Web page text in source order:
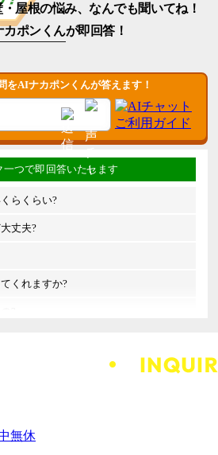
屋根の悩み、なんでも聞いてね！
カポンくんが即回答！
をAIナカポンくんが答えます！
らくらい?
丈夫?
くれますか?
?
無休